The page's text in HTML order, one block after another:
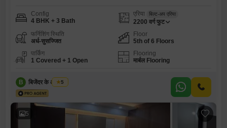
Config
4 BHK + 3 Bath
एरिया बिल्ट-अप एरिया
2200 वर्ग फुट
फर्निशिंग स्थिति
अर्ध-सुसज्जित
Floor
5th of 6 Floors
पार्किंग
1 Covered + 1 Open
Flooring
मार्बल Flooring
B बिजेंदर के आर शर्मा
5
5